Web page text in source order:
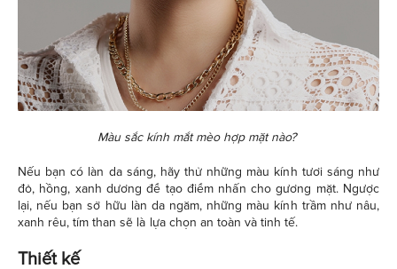
Màu sắc kính mắt mèo hợp mặt nào?
Nếu bạn có làn da sáng, hãy thử những màu kính tươi sáng như
đỏ, hồng, xanh dương để tạo điểm nhấn cho gương mặt. Ngược
lại, nếu bạn sở hữu làn da ngăm, những màu kính trầm như nâu,
xanh rêu, tím than sẽ là lựa chọn an toàn và tinh tế.
Thiết kế